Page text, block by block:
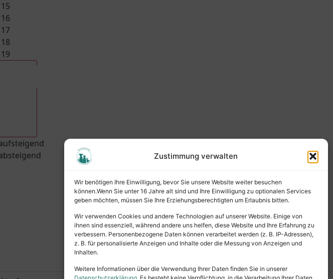
Zustimmung verwalten
Wir benötigen Ihre Einwilligung, bevor Sie unsere Website weiter besuchen
können.Wenn Sie unter 16 Jahre alt sind und Ihre Einwilligung zu optionalen Services
geben möchten, müssen Sie Ihre Erziehungsberechtigten um Erlaubnis bitten.
Wir verwenden Cookies und andere Technologien auf unserer Website. Einige von
ihnen sind essenziell, während andere uns helfen, diese Website und Ihre Erfahrung zu
verbessern. Personenbezogene Daten können verarbeitet werden (z. B. IP-Adressen),
z. B. für personalisierte Anzeigen und Inhalte oder die Messung von Anzeigen und
Inhalten.
Weitere Informationen über die Verwendung Ihrer Daten finden Sie in unserer
15
16
17
18
19